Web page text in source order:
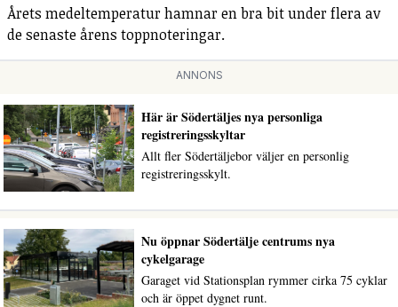
Årets medeltemperatur hamnar en bra bit under flera av
de senaste årens toppnoteringar.
ANNONS
Här är Södertäljes nya personliga
registreringsskyltar
Allt fler Södertäljebor väljer en personlig
registreringsskylt.
Nu öppnar Södertälje centrums nya
cykelgarage
Garaget vid Stationsplan rymmer cirka 75 cyklar
och är öppet dygnet runt.